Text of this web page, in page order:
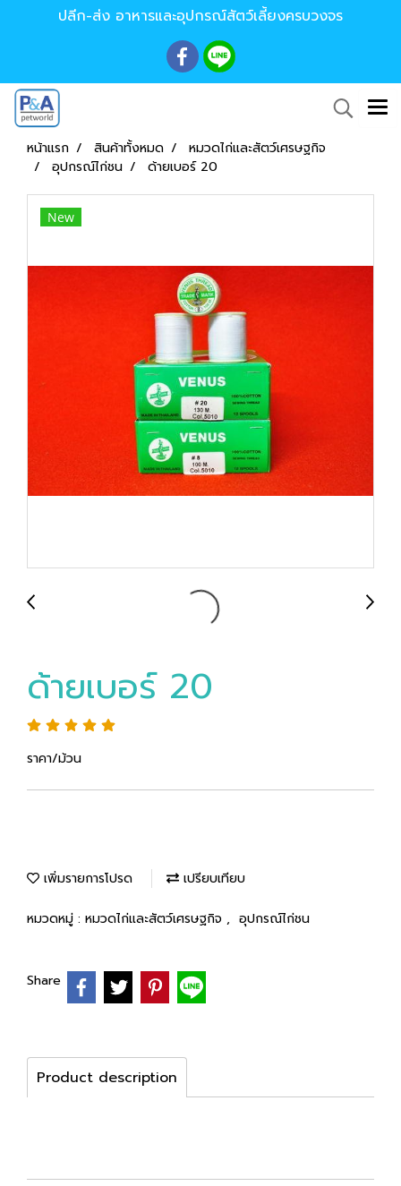
ปลีก-ส่ง อาหารและอุปกรณ์สัตว์เลี้ยงครบวงจร
หน้าแรก สินค้าทั้งหมด
หมวดไก่และสัตว์เศรษฐกิจ
อุปกรณ์ไก่ชน
ด้ายเบอร์ 20
New
ด้ายเบอร์ 20
ราคา/ม้วน
เพิ่มรายการโปรด เปรียบเทียบ
หมวดหมู่ : หมวดไก่และสัตว์เศรษฐกิจ , อุปกรณ์ไก่ชน
Share
Product description